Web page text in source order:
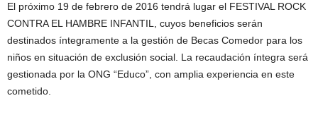
El próximo 19 de febrero de 2016 tendrá lugar el FESTIVAL ROCK
CONTRA EL HAMBRE INFANTIL, cuyos beneficios serán
destinados íntegramente a la gestión de Becas Comedor para los
niños en situación de exclusión social. La recaudación íntegra será
gestionada por la ONG “Educo”, con amplia experiencia en este
cometido.